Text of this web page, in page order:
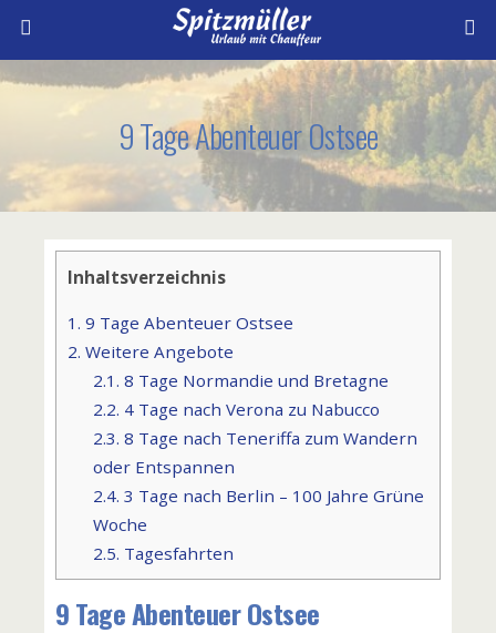
9 Tage Abenteuer Ostsee
Inhaltsverzeichnis
1. 9 Tage Abenteuer Ostsee
2. Weitere Angebote
2.1. 8 Tage Normandie und Bretagne
2.2. 4 Tage nach Verona zu Nabucco
2.3. 8 Tage nach Teneriffa zum Wandern
oder Entspannen
2.4. 3 Tage nach Berlin – 100 Jahre Grüne
Woche
2.5. Tagesfahrten
9 Tage Abenteuer Ostsee